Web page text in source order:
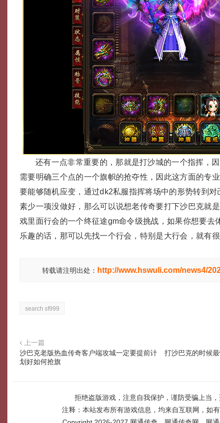
还有一点非常重要的，那就是打沙城的一个指挥，
需要明确三个点的一个旗帜的抢夺性，因此这方面的专
要能够随机应变，通过dk2私服指挥将场中的形势转到
素少一项没做好，那么可以说想老传奇要打下沙巴克就
戏里面行会的一个终征途gm命令级挑战，如果你想要去
乐趣的话，那可以先找一个行会，特别是大行会，就有
转载请注明出处： http://www.hswuli.com/news4/
search sf999
上一篇
沙巴克老版热血传奇客户端攻城一定要提前计
划好如何抢旗
打沙巴克的时候
拒绝盗版游戏，注意自我保护，谨防受骗上当
注释：本站发布所有游戏信息，均来自互联网，如